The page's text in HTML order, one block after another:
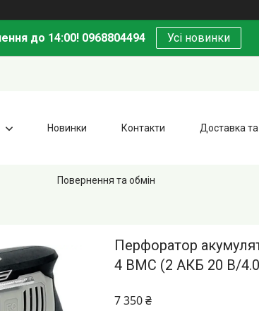
до 14:00! 0968804494 Усі новинки
Новинки Контакти Доставка
Повернення та обмін
Перфоратор
4 BMC (2 АКБ 20 В/
7 350 ₴